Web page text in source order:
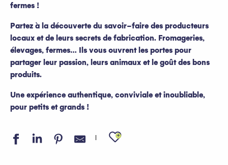
fermes !
Partez à la découverte du savoir-faire des producteurs
locaux et de leurs secrets de fabrication. Fromageries,
élevages, fermes… Ils vous ouvrent les portes pour
partager leur passion, leurs animaux et le goût des bons
produits.
Une expérience authentique, conviviale et inoubliable,
pour petits et grands !
Ajouter aux